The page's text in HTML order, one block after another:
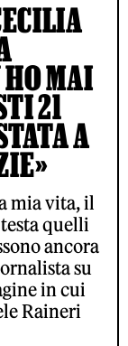
MAI
21
A
mia vita, il
quelli
ancora
su
in cui
Raineri